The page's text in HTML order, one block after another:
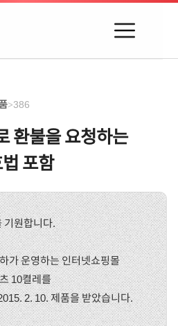
>386
환불을 요청하는
포함
기원합니다.
가 운영하는 인터넷쇼핑몰
10켤레를
2. 10. 제품을 받았습니다.